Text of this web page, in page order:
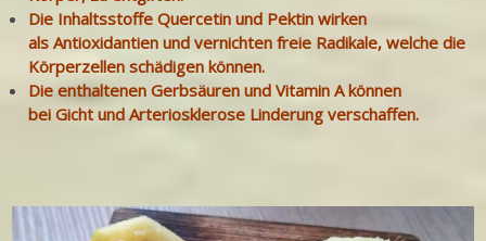
Die Inhaltsstoffe Quercetin und Pektin wirken
als Antioxidantien und vernichten freie Radikale, welche die
Körperzellen schädigen können.
Die enthaltenen Gerbsäuren und Vitamin A können
bei Gicht und Arteriosklerose Linderung verschaffen.